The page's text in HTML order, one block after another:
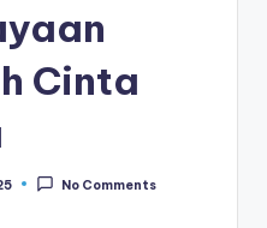
Cinta
No Comments